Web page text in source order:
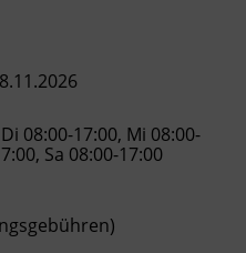
Mechanik, Hydraulik
erklären.
einer Last
lesen und
richtig
08:00-17:00, Mi 08:00-
Sa 08:00-17:00